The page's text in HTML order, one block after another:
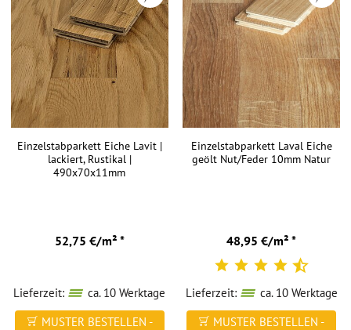
Einzelstabparkett Eiche Lavit |
lackiert, Rustikal |
490x70x11mm
52,75 €/m² *
Lieferzeit:
ca. 10 Werktage
MUSTER BESTELLEN -
Einzelstabparkett Laval Eiche
geölt Nut/Feder 10mm Natur
48,95 €/m² *
Lieferzeit:
ca. 10 Werktage
MUSTER BESTELLEN -